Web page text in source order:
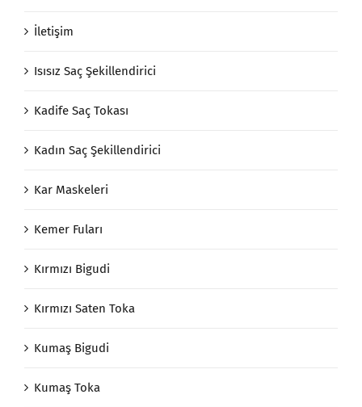
İletişim
Isısız Saç Şekillendirici
Kadife Saç Tokası
Kadın Saç Şekillendirici
Kar Maskeleri
Kemer Fuları
Kırmızı Bigudi
Kırmızı Saten Toka
Kumaş Bigudi
Kumaş Toka